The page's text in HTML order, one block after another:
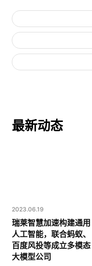
最新动态
2023.06.19
瑞莱智慧加速构建通用
人工智能，联合蚂蚁、
百度风投等成立多模态
大模型公司